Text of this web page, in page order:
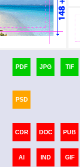
PDF JPG TIF
PSD
CDR DOC PUB
AI IND GIF